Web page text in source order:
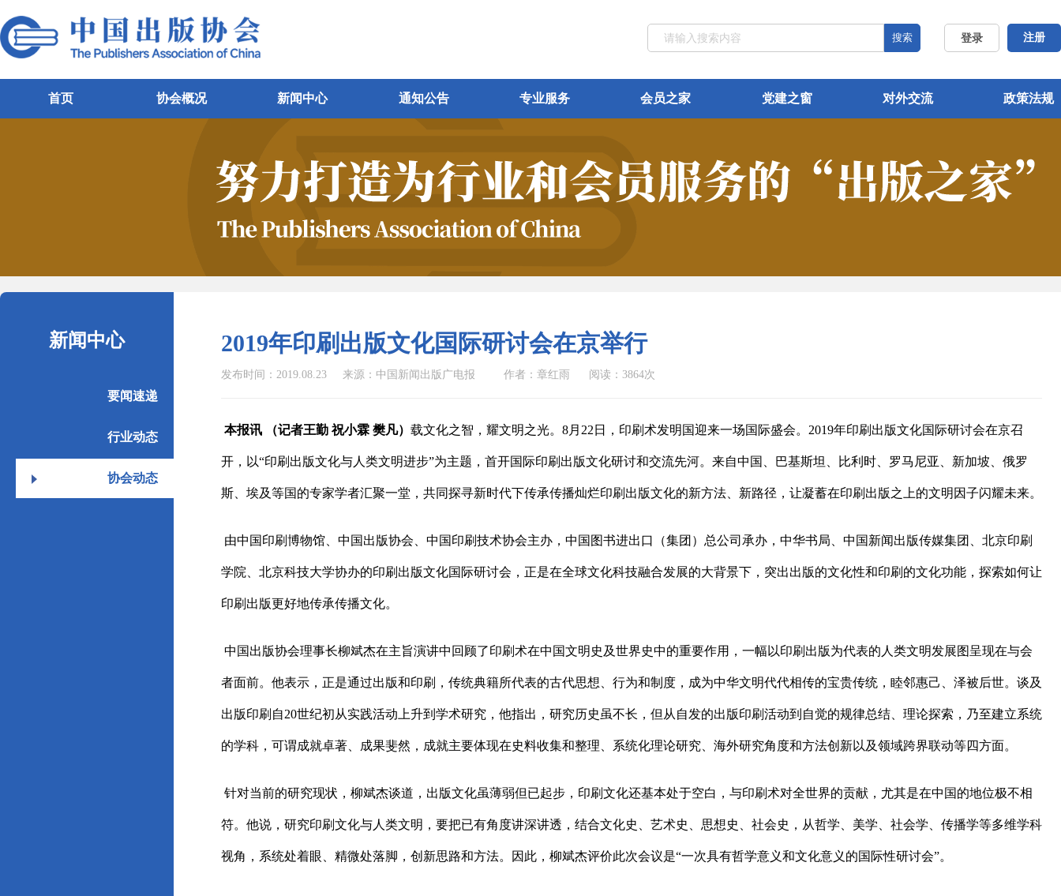
登录 注册
搜索
首页 协会概况 新闻中心 通知公告 专业服务 会员之家 党建之窗 对外交流 政策法规
新闻中心
要闻速递
行业动态
协会动态
2019年印刷出版文化国际研讨会在京举行
发布时间：2019.08.23 来源：中国新闻出版广电报 作者：章红雨 阅读：3864次
本报讯 （记者王勤 祝小霖 樊凡） 载文化之智，耀文明之光。8月22日，印刷术发明国迎来一场国际盛会。2019年印刷出版文化国际研讨会在京召
开，以“印刷出版文化与人类文明进步”为主题，首开国际印刷出版文化研讨和交流先河。来自中国、巴基斯坦、比利时、罗马尼亚、新加坡、俄罗
斯、埃及等国的专家学者汇聚一堂，共同探寻新时代下传承传播灿烂印刷出版文化的新方法、新路径，让凝蓄在印刷出版之上的文明因子闪耀未来。
由中国印刷博物馆、中国出版协会、中国印刷技术协会主办，中国图书进出口（集团）总公司承办，中华书局、中国新闻出版传媒集团、北京印刷
学院、北京科技大学协办的印刷出版文化国际研讨会，正是在全球文化科技融合发展的大背景下，突出出版的文化性和印刷的文化功能，探索如何让
印刷出版更好地传承传播文化。
中国出版协会理事长柳斌杰在主旨演讲中回顾了印刷术在中国文明史及世界史中的重要作用，一幅以印刷出版为代表的人类文明发展图呈现在与会
者面前。他表示，正是通过出版和印刷，传统典籍所代表的古代思想、行为和制度，成为中华文明代代相传的宝贵传统，睦邻惠己、泽被后世。谈及
出版印刷自20世纪初从实践活动上升到学术研究，他指出，研究历史虽不长，但从自发的出版印刷活动到自觉的规律总结、理论探索，乃至建立系统
的学科，可谓成就卓著、成果斐然，成就主要体现在史料收集和整理、系统化理论研究、海外研究角度和方法创新以及领域跨界联动等四方面。
针对当前的研究现状，柳斌杰谈道，出版文化虽薄弱但已起步，印刷文化还基本处于空白，与印刷术对全世界的贡献，尤其是在中国的地位极不相
符。他说，研究印刷文化与人类文明，要把已有角度讲深讲透，结合文化史、艺术史、思想史、社会史，从哲学、美学、社会学、传播学等多维学科
视角，系统处着眼、精微处落脚，创新思路和方法。因此，柳斌杰评价此次会议是“一次具有哲学意义和文化意义的国际性研讨会”。